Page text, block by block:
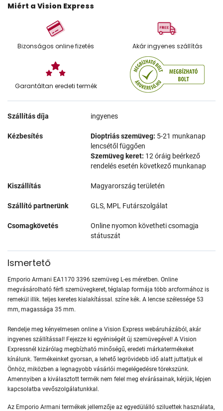
Miért a Vision Express
Bizonságos online fizetés Akár ingyenes szállítás
Garantáltan eredeti termék
Szállítás díja ingyenes
Kézbesítés Dioptriás szemüveg: 5-21 munkanap
lencsétől függően
Szemüveg keret: 12 óráig beérkező
rendelés esetén következő munkanap
Kiszállítás Magyarország területén
Szállító partnerünk GLS, MPL Futárszolgálat
Csomagkövetés
Online nyomon követheti csomagja
státuszát
Ismertető
Emporio Armani EA1170 3396 szemüveg L-es méretben. Online
megvásárolható férfi szemüvegkeret, téglalap formája több arcformához is
remekül illik. teljes keretes kialakítással. színe kék. A lencse szélessége 53
mm, magassága 35 mm.
Rendelje meg kényelmesen online a Vision Express webáruházából, akár
ingyenes szállítással! Fejezze ki egyéniségét új szemüvegével! A Vision
Expressnél kizárólag megbízható minőségű, eredeti márkatermékeket
kínálunk. Termékeinket gyorsan, a lehető legrövidebb idő alatt juttatjuk el
Önhöz, miközben a legnagyobb vásárlói megelégedésre törekszünk.
Amennyiben a kiválasztott termék nem felel meg elvárásainak, kérjük, lépjen
kapcsolatba vevőszolgálatunkkal.
Az Emporio Armani termékek jellemzője az egyedülálló sziluettek használata,